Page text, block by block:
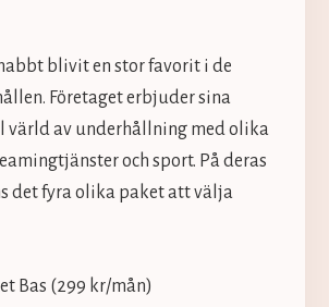
blivit en stor favorit i de
Företaget erbjuder sina
värld av underhållning med olika
och sport. På deras
det fyra olika paket att välja
Bas (299 kr/mån)